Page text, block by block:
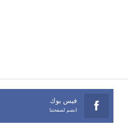
فيس بوك
انضم لصفحتنا